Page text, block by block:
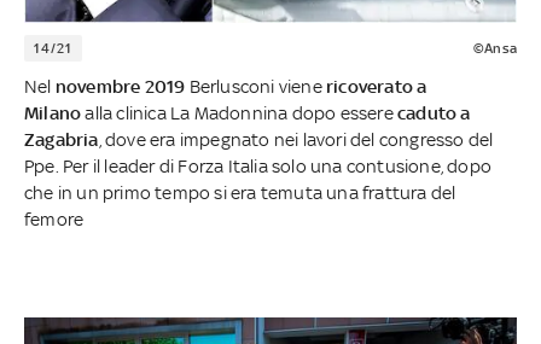
14/21 ©Ansa
Nel novembre 2019 Berlusconi vienericoverato a
Milanoalla clinica La Madonnina dopo esserecaduto a
Zagabria , dove era impegnato nei lavori del congresso del
Ppe. Per il leader di Forza Italia solo una contusione, dopo
che in un primo tempo si era temuta una frattura del
femore